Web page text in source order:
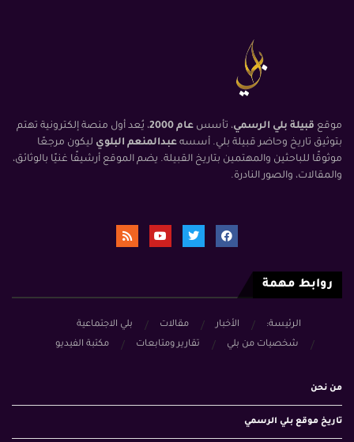
موقع قبيلة بلي الرسمي، تأسس عام 2000
، يُعد أول منصة إلكترونية تهتم
بتوثيق تاريخ وحاضر قبيلة بلي. أسسه عبدالمنعم البلوي ليكون مرجعًا
موثوقًا للباحثين والمهتمين بتاريخ القبيلة. يضم الموقع أرشيفًا غنيًا بالوثائق،
والمقالات، والصور النادرة.
روابط مهمة
الرئيسة: الأخبار مقالات
بلي الاجتماعية
شخصيات من بلي
تقارير ومتابعات مكتبة الفيديو
من نحن
تاريخ موقع بلي الرسمي